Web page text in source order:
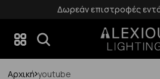
Δωρεάν επιστροφές
Αρχική youtube